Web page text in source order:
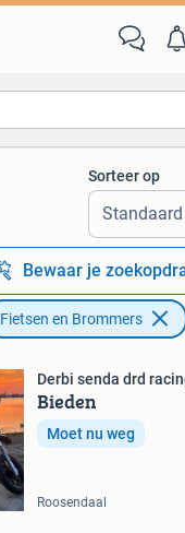
Alle afstanden…
Sorteer op
Bewaar je
Fietsen en Brommers
Derbi senda drd
Bieden
Moet nu weg
Roosendaal